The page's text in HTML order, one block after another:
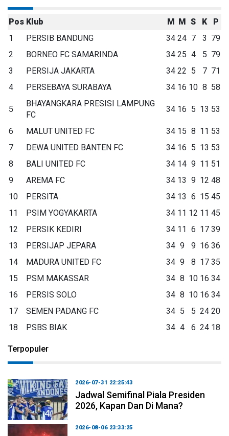
Pos Klub M M S K
P
1
PERSIB BANDUNG 34 24 7 3 79
2
BORNEO FC SAMARINDA 34 25 4 5 79
3
PERSIJA JAKARTA 34 22 5 7 71
4
PERSEBAYA SURABAYA 34 16 10 8 58
5
BHAYANGKARA PRESISI LAMPUNG
FC
34 16 5 13 53
6 MALUT UNITED FC 34 15 8 11 53
7
DEWA UNITED BANTEN FC 34 16 5 13 53
8
BALI UNITED FC 34 14 9 11 51
9
AREMA FC 34 13 9 12 48
10
PERSITA 34 13 6 15 45
11
PSIM YOGYAKARTA 34 11 12 11 45
12
PERSIK KEDIRI 34 11 6 17 39
13
PERSIJAP JEPARA 34 9 9 16 36
14
MADURA UNITED FC 34 9 8 17 35
15
PSM MAKASSAR 34 8 10 16 34
16
PERSIS SOLO 34 8 10 16 34
17
SEMEN PADANG FC 34 5 5 24 20
18
PSBS BIAK 34 4 6 24 18
Terpopuler
2026-07-31 22:25:43
Jadwal Semifinal Piala Presiden
2026, Kapan Dan Di Mana?
2026-08-06 23:33:25